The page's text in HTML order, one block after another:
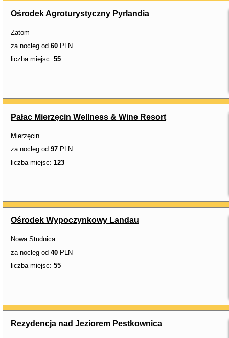
Ośrodek Agroturystyczny Pyrlandia
Zatom
za nocleg od 60 PLN
liczba miejsc: 55
Pałac Mierzęcin Wellness & Wine Resort
Mierzęcin
za nocleg od 97 PLN
liczba miejsc: 123
Ośrodek Wypoczynkowy Landau
Nowa Studnica
za nocleg od 40 PLN
liczba miejsc: 55
Rezydencja nad Jeziorem Pestkownica